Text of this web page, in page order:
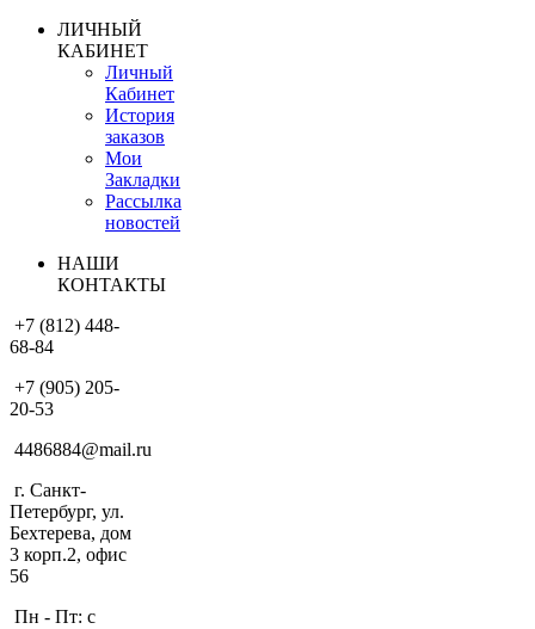
ЛИЧНЫЙ
КАБИНЕТ
Личный
Кабинет
История
заказов
Мои
Закладки
Рассылка
новостей
НАШИ
КОНТАКТЫ
+7 (812) 448-
68-84
+7 (905) 205-
20-53
4486884@mail.ru
г. Санкт-
Петербург, ул.
Бехтерева, дом
3 корп.2, офис
56
Пн - Пт: с